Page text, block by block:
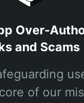
Over-
and Scams
of our